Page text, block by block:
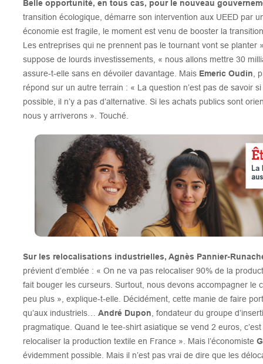
Belle opportunité, en tous cas, pour le nouveau
transition écologique, démarre son intervention aux UEED par
économie est fragile, le moment est venu de booster la
Les entreprises qui ne prennent pas le tournant vont se planter
suppose de lourds investissements, « nous allons mettre 30
assure-t-elle sans en dévoiler davantage. Mais Emeric Oudin ,
répond sur un autre terrain : « La question n’est pas de savoir
possible, il n’y a pas d’alternative. Si les achats publics sont
nous y arriverons ». Touché.
Sur les relocalisations industrielles, Agnès Pannier-
prévient d’emblée : « On ne va pas relocaliser 90% de la
fait bouger les curseurs. Surtout, nous devons accompagner le
peu plus », explique-t-elle. Décidément, cette manie de faire
qu’aux industriels…André Dupon , fondateur du groupe
pragmatique. Quand le tee-shirt asiatique se vend 2 euros,
relocaliser la production textile en France ». Mais l’économiste
évidemment possible. Mais il n’est pas vrai de dire que les